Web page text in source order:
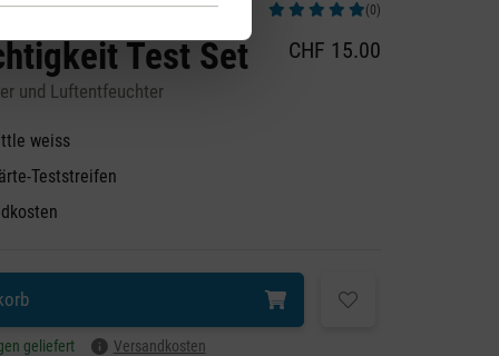
(0)
Test Set
und Luftentfeuchter
CHF 15.00
weiss
Teststreifen
geliefert Versandkosten